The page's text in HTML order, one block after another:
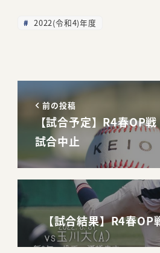
2022(令和4)年度
前の投稿
【試合予定】R4春OP
試合中止
【試合結果】R4春OP